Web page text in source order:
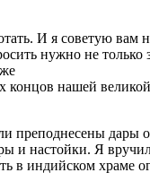
И я советую
нужно не только
концов нашей
и настойки. Я
в индийском храме